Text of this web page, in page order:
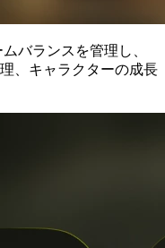
バランスを管理し、
、キャラクターの成長